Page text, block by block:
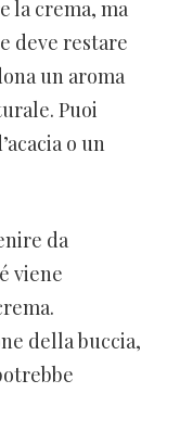
la crema, ma
deve restare
un aroma
Puoi
o un
da
viene
della buccia,